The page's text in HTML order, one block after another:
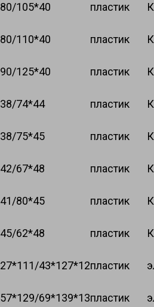
80/105*40 пластик
80/110*40 пластик
90/125*40 пластик
38/74*44 пластик
38/75*45 пластик
42/67*48 пластик
41/80*45 пластик
45/62*48 пластик
27*111/43*127*12пластик
57*129/69*139*13пластик